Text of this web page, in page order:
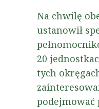
Na chwilę
ustanowił
20
tych
podejmować